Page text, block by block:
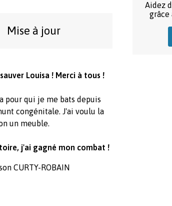
Mise à jour
Louisa ! Merci à tous !
pour qui je me bats depuis
congénitale. J'ai voulu la
un meuble.
j'ai gagné mon combat !
CURTY-ROBAIN
Aidez
grâce